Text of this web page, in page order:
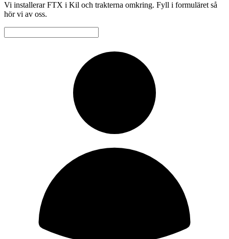
Vi installerar FTX i Kil och trakterna omkring. Fyll i formuläret så
hör vi av oss.